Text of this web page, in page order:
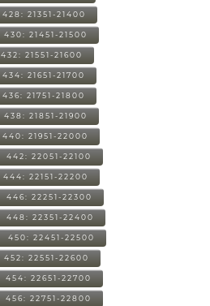
428: 21351-21400
430: 21451-21500
432: 21551-21600
434: 21651-21700
436: 21751-21800
438: 21851-21900
440: 21951-22000
442: 22051-22100
444: 22151-22200
446: 22251-22300
448: 22351-22400
450: 22451-22500
452: 22551-22600
454: 22651-22700
456: 22751-22800